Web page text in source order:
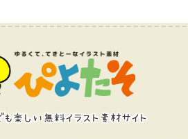
も楽しい無料イラスト素材サイト